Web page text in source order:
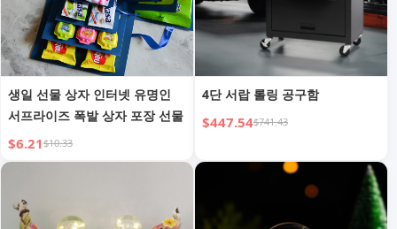
생일 선물 상자 인터넷 유명인
서프라이즈 폭발 상자 포장 선물
$6.21$10.33
4단 서랍 롤링 공구함
$447.54$741.43